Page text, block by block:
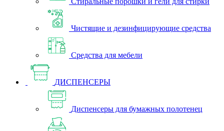
Чистящие и дезинфицирующие средства
Средства для мебели
ДИСПЕНСЕРЫ
Диспенсеры для бумажных полотенец